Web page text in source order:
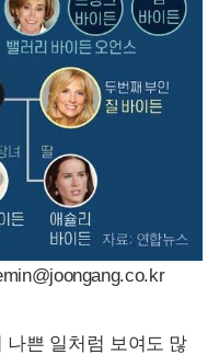
나쁜 일처럼 보여도 많